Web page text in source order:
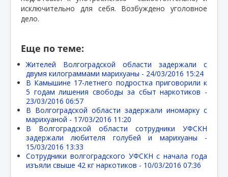
исключительно для себя. Возбуждено уголовное
дело.
Еще по теме:
Жителей Волгоградской области задержали с
двумя килограммами марихуаны - 24/03/2016 15:24
В Камышине 17-летнего подростка приговорили к
5 годам лишения свободы за сбыт наркотиков -
23/03/2016 06:57
В Волгоградской области задержали иномарку с
марихуаной - 17/03/2016 11:20
В Волгоградской области сотрудники УФСКН
задержали любителя голубей и марихуаны -
15/03/2016 13:33
Сотрудники волгоградского УФСКН с начала года
изъяли свыше 42 кг наркотиков - 10/03/2016 07:36